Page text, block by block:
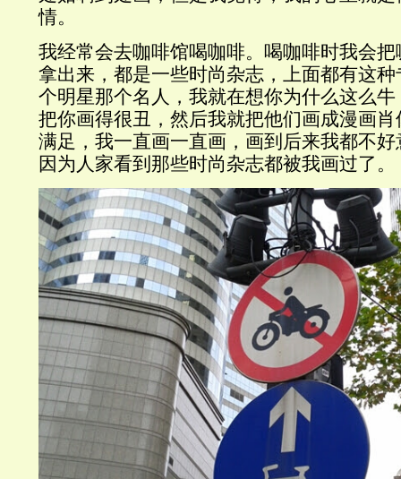
情。
我经常会去咖啡馆喝咖啡。喝咖啡时我会
拿出来，都是一些时尚杂志，上面都有这
个明星那个名人，我就在想你为什么这么牛
把你画得很丑，然后我就把他们画成漫画
满足，我一直画一直画，画到后来我都不
因为人家看到那些时尚杂志都被我画过了。